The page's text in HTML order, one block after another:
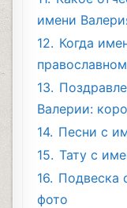
имени
12. Когда
13.
Валерии:
14. Песни с
15. Тату с
16. Подвеска
фото